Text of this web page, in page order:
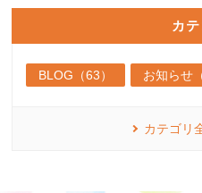
カ
BLOG（63） お知らせ
カテゴリ